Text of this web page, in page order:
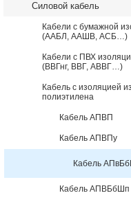
Силовой кабель
Кабели с бумажной
(ААБЛ, ААШВ, АСБ…)
Кабели с ПВХ
(ВВГнг, ВВГ, АВВГ…)
Кабель с изоляцией
полиэтилена
Кабель АПВП
Кабель АПВПу
Кабель
Кабель АПВБбШп